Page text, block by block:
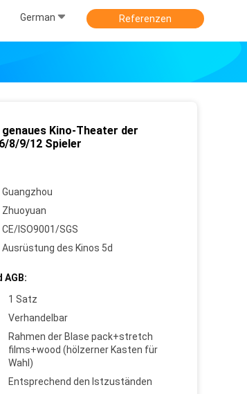
German Referenzen
Kino-Theater der
8/9/12 Spieler
Guangzhou
Zhuoyuan
CE/ISO9001/SGS
Ausrüstung des Kinos 5d
AGB:
1 Satz
Verhandelbar
Rahmen der Blase pack+stretch
films+wood (hölzerner Kasten für
Wahl)
Entsprechend den Istzuständen